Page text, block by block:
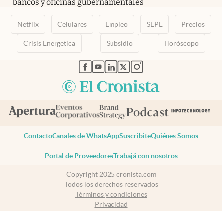
bancos y oficinas gubernamentales
Netflix Celulares Empleo SEPE Precios
Crisis Energetica Subsidio Horóscopo
abre en nueva pestaña
abre en nueva pestaña
abre en nueva pestaña
abre en nueva pestaña
abre en nueva pestaña
ContactoCanales de WhatsAppSuscribiteQuiénes Somos
Portal de ProveedoresTrabajá con nosotros
Copyright 2025 cronista.com
Todos los derechos reservados
Términos y condiciones
Privacidad